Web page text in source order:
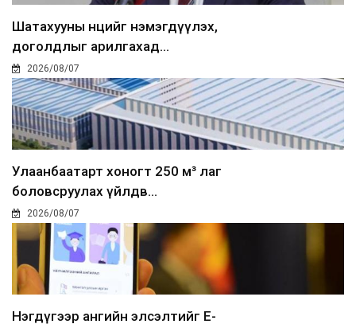
Шатахууны нөөцийг нэмэгдүүлэх,
доголдлыг арилгахад...
2026/08/07
Улаанбаатарт хоногт 250 м³ лаг
боловсруулах үйлдв...
2026/08/07
Нэгдүгээр ангийн элсэлтийг E-